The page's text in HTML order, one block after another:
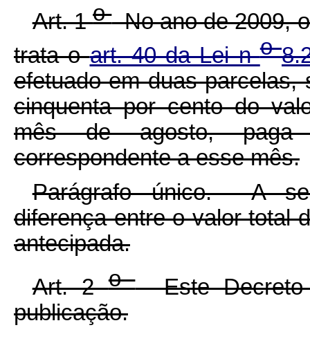
Art. 1oNo ano de 2009,
trata oart. 40 da Lei no
efetuado em duas parcelas,
cinquenta por cento do
mês de agosto, paga
correspondente a esse mês.
Parágrafo único. A
diferença entre o valor total
antecipada.
Art. 2oEste Decreto
publicação.